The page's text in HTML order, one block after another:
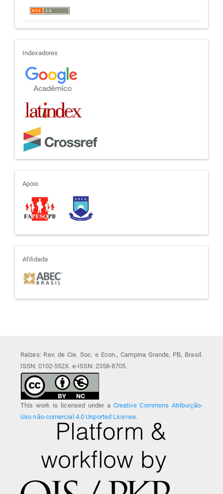
indexadores
Indexadores
apoio
Apoio
afiliada
Afilidada
Raízes: Rev. de Cie. Soc. e Econ., Campina Grande, PB, Brasil.
ISSN: 0102-552X. e-ISSN: 2358-8705.
This work is licensed under a Creative Commons Atribuição-
Uso não-comercial 4.0 Unported License.